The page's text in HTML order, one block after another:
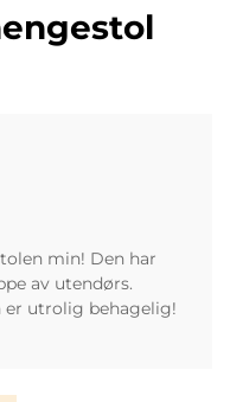
min! Den har
av utendørs.
er utrolig behagelig!